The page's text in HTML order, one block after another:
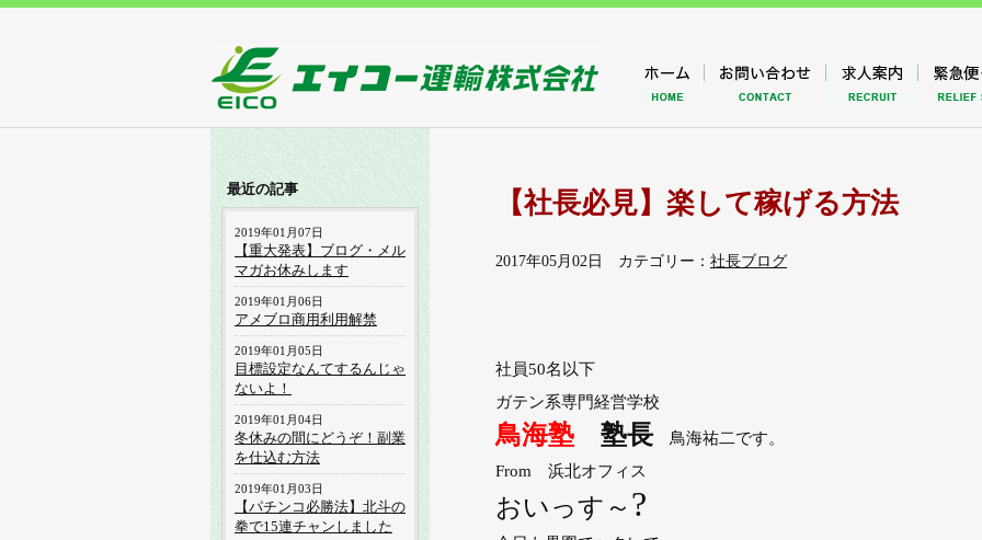
【社長必見】楽して稼げる方法
2017年05月02日 カテゴリー： 社長ブログ
社員50名以下
ガテン系専門経営学校
鳥海塾 塾長
鳥海祐二です。
From 浜北オフィス
おいっす～ ?
最近の記事
2019年01月07日
【重大発表】ブログ・メル
マガお休みします
2019年01月06日
アメブロ商用利用解禁
2019年01月05日
目標設定なんてするんじゃ
ないよ！
2019年01月04日
冬休みの間にどうぞ！副業
を仕込む方法
2019年01月03日
【パチンコ必勝法】北斗の
拳で15連チャンしました